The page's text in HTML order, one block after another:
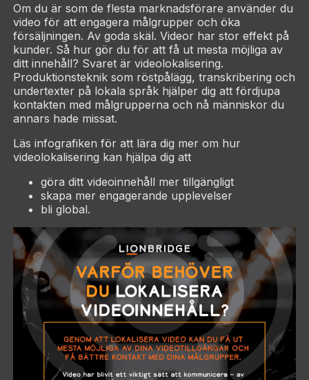
Om du är som de flesta marknadsförare använder du
video för att engagera målgrupper och öka
försäljningen. Av goda skäl. Videor har stor effekt på
kunder. Så hur gör du för att få ut mesta möjliga av
ditt innehåll? Svaret är videolokalisering.
Produktionsteknik som röstpålägg, transkribering och
undertexter på lokala språk hjälper dig att fördjupa
kontakten med målgrupperna och nå människor du
annars hade missat.
Läs infografiken för att lära dig mer om hur
videolokalisering kan hjälpa dig att
göra ditt videoinnehåll mer tillgängligt
skapa mer engagerande upplevelser
bli global.